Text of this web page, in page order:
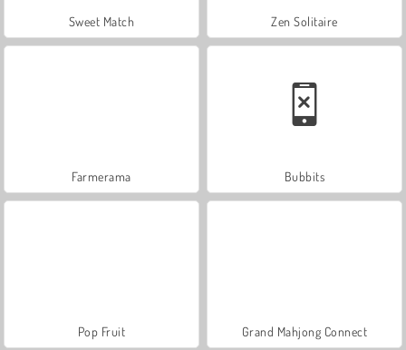
Sweet Match Zen Solitaire
Farmerama Bubbits
Pop Fruit Grand Mahjong Connect